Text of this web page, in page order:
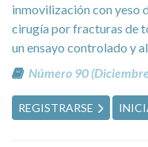
inmovilización con yeso
cirugía por fracturas de
un ensayo controlado y
Número 90
REGISTRARSE